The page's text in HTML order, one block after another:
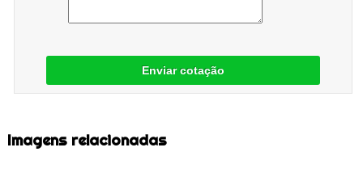
Enviar cotação
Imagens relacionadas